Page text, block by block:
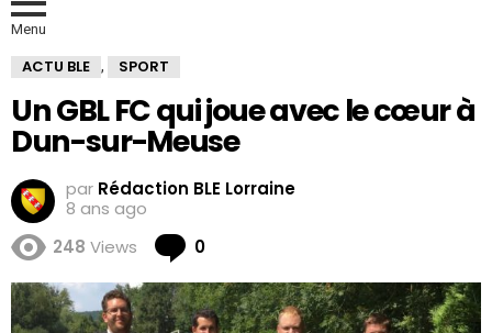
Menu
ACTU BLE , SPORT
Un GBL FC qui joue avec le cœur à
Dun-sur-Meuse
par Rédaction BLE Lorraine
8 ans ago
248 Views 0